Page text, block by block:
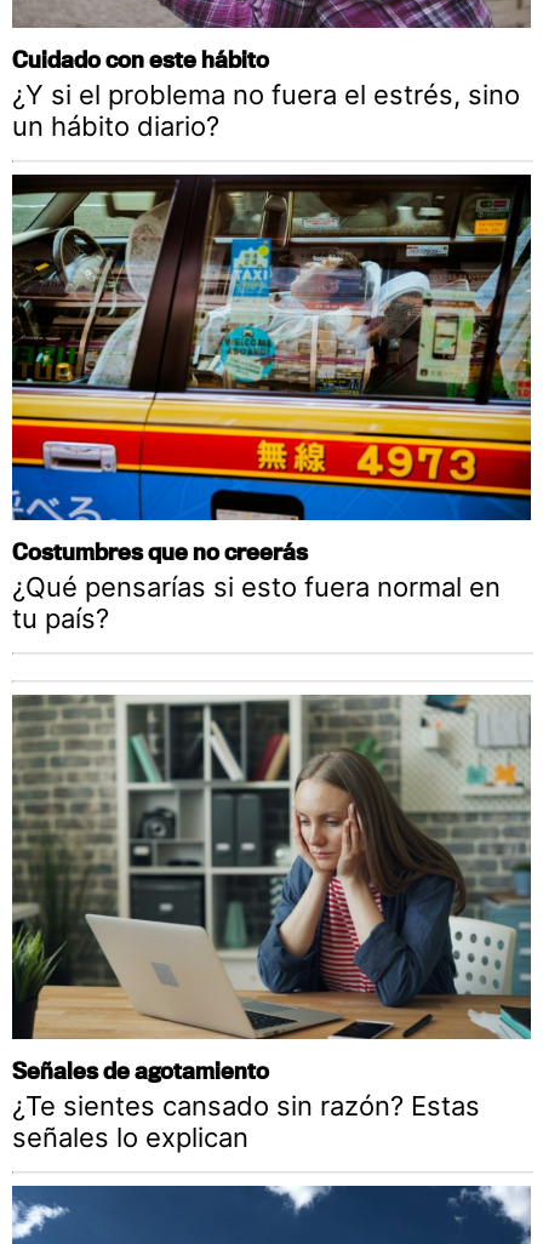
Cuidado con este hábito
¿Y si el problema no fuera el estrés, sino
un hábito diario?
Costumbres que no creerás
¿Qué pensarías si esto fuera normal en
tu país?
Señales de agotamiento
¿Te sientes cansado sin razón? Estas
señales lo explican